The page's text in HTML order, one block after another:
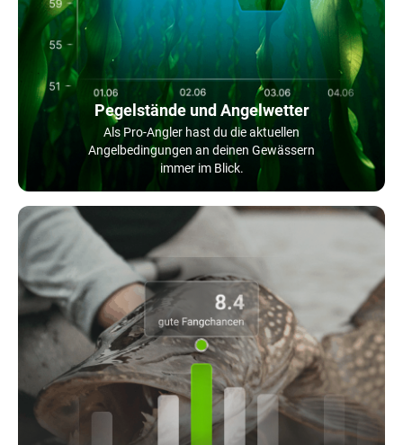
Pegelstände und Angelwetter
Als Pro-Angler hast du die aktuellen
Angelbedingungen an deinen Gewässern
immer im Blick.